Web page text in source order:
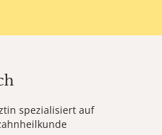
spezialisiert auf